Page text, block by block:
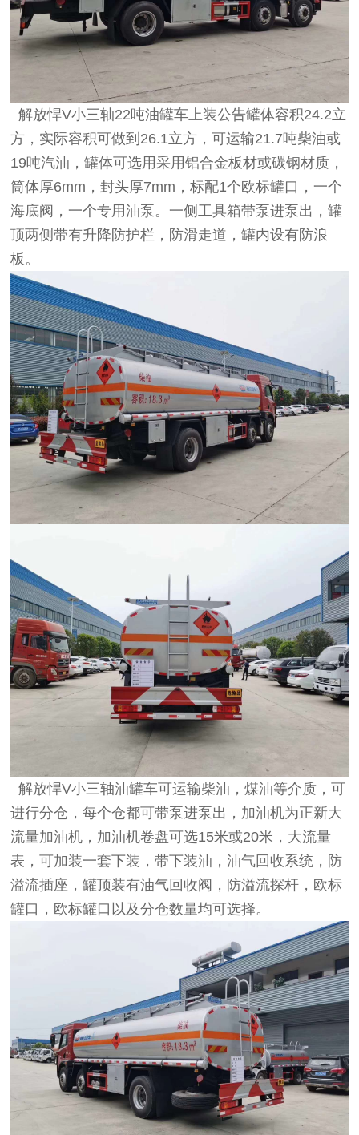
解放悍V小三轴22吨油罐车上装公告罐体容积24.2立
方，实际容积可做到26.1立方，可运输21.7吨柴油或
19吨汽油，罐体可选用采用铝合金板材或碳钢材质，
筒体厚6mm，封头厚7mm，标配1个欧标罐口，一个
海底阀，一个专用油泵。一侧工具箱带泵进泵出，罐
顶两侧带有升降防护栏，防滑走道，罐内设有防浪
板。
解放悍V小三轴油罐车可运输柴油，煤油等介质，可
进行分仓，每个仓都可带泵进泵出，加油机为正新大
流量加油机，加油机卷盘可选15米或20米，大流量
表，可加装一套下装，带下装油，油气回收系统，防
溢流插座，罐顶装有油气回收阀，防溢流探杆，欧标
罐口，欧标罐口以及分仓数量均可选择。